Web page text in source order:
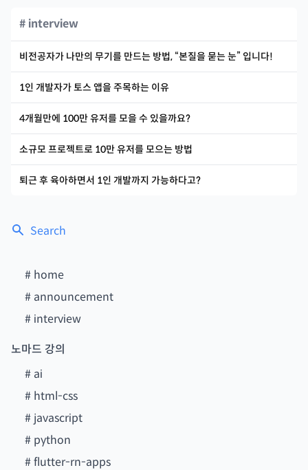
Search
# home
# announcement
# interview
노마드 강의
# ai
# html-css
# javascript
# python
#flutter-rn-apps
# interview
비전공자가 나만의 무기를 만드는 방법, “본질을 묻는 눈” 입니다!
1인 개발자가 토스 앱을 주목하는 이유
4개월만에 100만 유저를 모을 수 있을까요?
소규모 프로젝트로 10만 유저를 모으는 방법
퇴근 후 육아하면서 1인 개발까지 가능하다고?